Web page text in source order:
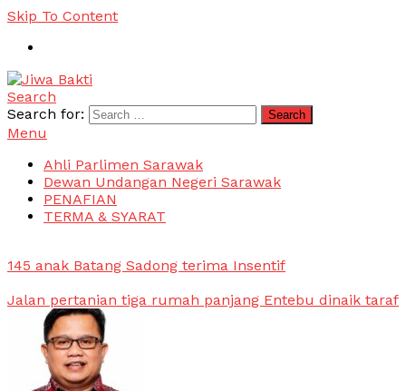
Skip To Content
Jiwa Bakti
Suara PBB Sarawak
Search
Search for:
Menu
Ahli Parlimen Sarawak
Dewan Undangan Negeri Sarawak
PENAFIAN
TERMA & SYARAT
145 anak Batang Sadong terima Insentif
Jalan pertanian tiga rumah panjang Entebu dinaik taraf